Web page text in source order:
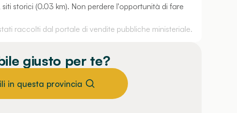
storici (0.03 km). Non perdere l'opportunità di fare
raccolti dal portale di vendite pubbliche ministeriale.
giusto per te?
in questa provincia